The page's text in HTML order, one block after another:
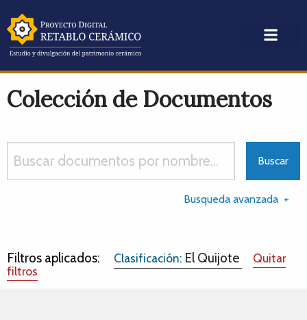
Colección de Documentos
Busqueda avanzada
Filtros aplicados: Clasificación: El Quijote
Quitar
filtros